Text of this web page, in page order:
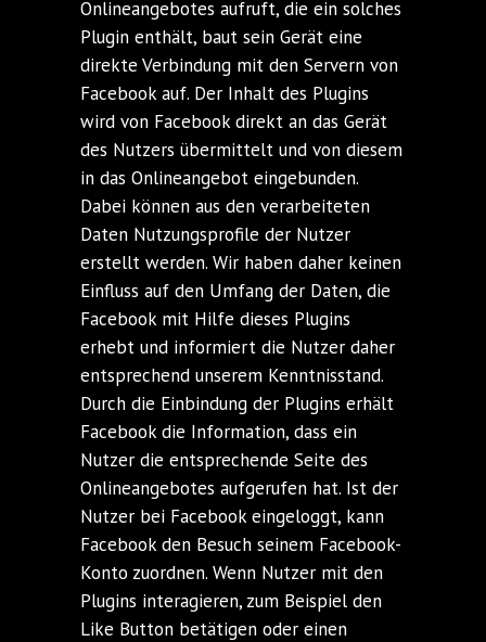
Onlineangebotes aufruft, die ein solches
Plugin enthält, baut sein Gerät eine
direkte Verbindung mit den Servern von
Facebook auf. Der Inhalt des Plugins
wird von Facebook direkt an das Gerät
des Nutzers übermittelt und von diesem
in das Onlineangebot eingebunden.
Dabei können aus den verarbeiteten
Daten Nutzungsprofile der Nutzer
erstellt werden. Wir haben daher keinen
Einfluss auf den Umfang der Daten, die
Facebook mit Hilfe dieses Plugins
erhebt und informiert die Nutzer daher
entsprechend unserem Kenntnisstand.
Durch die Einbindung der Plugins erhält
Facebook die Information, dass ein
Nutzer die entsprechende Seite des
Onlineangebotes aufgerufen hat. Ist der
Nutzer bei Facebook eingeloggt, kann
Facebook den Besuch seinem Facebook-
Konto zuordnen. Wenn Nutzer mit den
Plugins interagieren, zum Beispiel den
Like Button betätigen oder einen